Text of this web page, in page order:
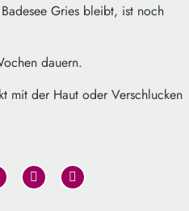
Gries bleibt, ist noch
dauern.
mit der Haut oder Verschlucken